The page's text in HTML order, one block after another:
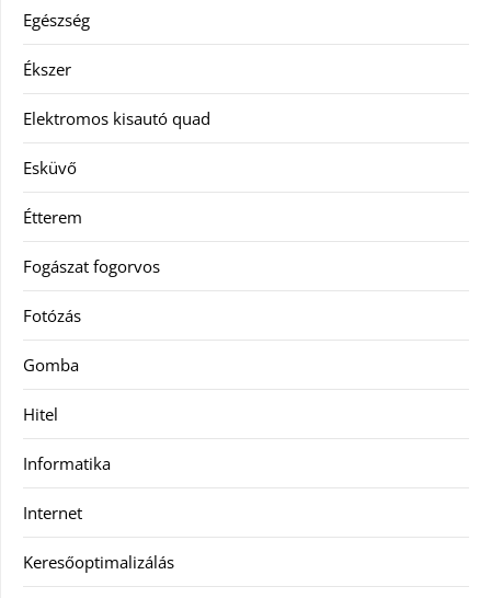
Egészség
Ékszer
Elektromos kisautó quad
Esküvő
Étterem
Fogászat fogorvos
Fotózás
Gomba
Hitel
Informatika
Internet
Keresőoptimalizálás